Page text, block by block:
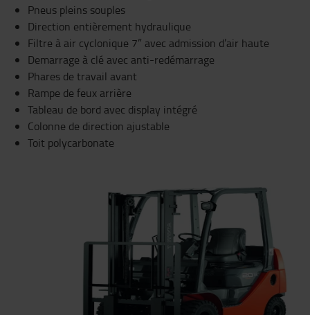
Pneus pleins souples
Direction entièrement hydraulique
Filtre à air cyclonique 7” avec admission d’air haute
Demarrage à clé avec anti-redémarrage
Phares de travail avant
Rampe de feux arrière
Tableau de bord avec display intégré
Colonne de direction ajustable
Toit polycarbonate